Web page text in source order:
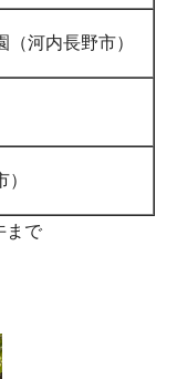
河内長野市）
まで